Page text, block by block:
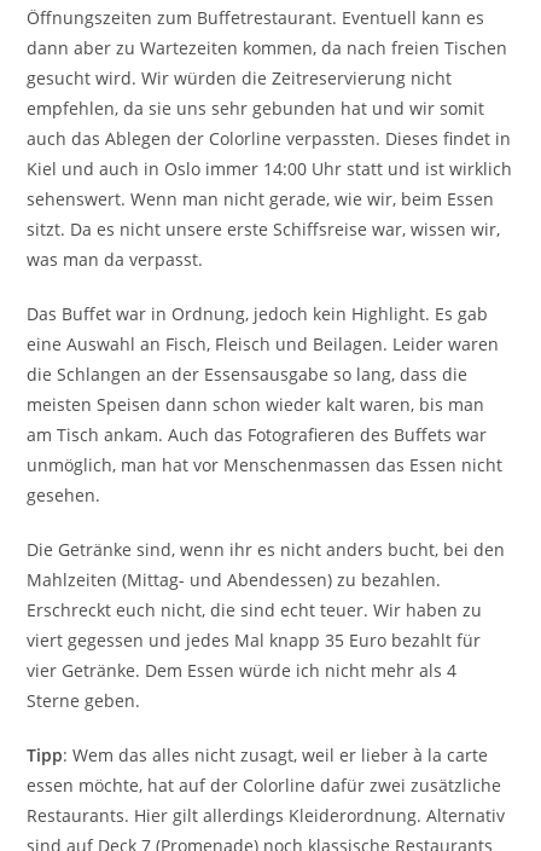
Öffnungszeiten zum Buffetrestaurant. Eventuell kann es
dann aber zu Wartezeiten kommen, da nach freien Tischen
gesucht wird. Wir würden die Zeitreservierung nicht
empfehlen, da sie uns sehr gebunden hat und wir somit
auch das Ablegen der Colorline verpassten. Dieses findet in
Kiel und auch in Oslo immer 14:00 Uhr statt und ist wirklich
sehenswert. Wenn man nicht gerade, wie wir, beim Essen
sitzt. Da es nicht unsere erste Schiffsreise war, wissen wir,
was man da verpasst.
Das Buffet war in Ordnung, jedoch kein Highlight. Es gab
eine Auswahl an Fisch, Fleisch und Beilagen. Leider waren
die Schlangen an der Essensausgabe so lang, dass die
meisten Speisen dann schon wieder kalt waren, bis man
am Tisch ankam. Auch das Fotografieren des Buffets war
unmöglich, man hat vor Menschenmassen das Essen nicht
gesehen.
Die Getränke sind, wenn ihr es nicht anders bucht, bei den
Mahlzeiten (Mittag- und Abendessen) zu bezahlen.
Erschreckt euch nicht, die sind echt teuer. Wir haben zu
viert gegessen und jedes Mal knapp 35 Euro bezahlt für
vier Getränke. Dem Essen würde ich nicht mehr als 4
Sterne geben.
Tipp: Wem das alles nicht zusagt, weil er lieber à la carte
essen möchte, hat auf der Colorline dafür zwei zusätzliche
Restaurants. Hier gilt allerdings Kleiderordnung. Alternativ
sind auf Deck 7 (Promenade) noch klassische Restaurants